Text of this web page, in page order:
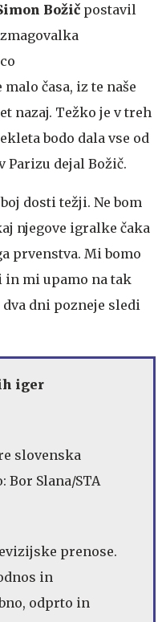
Božič postavil
časa, iz te naše
nazaj. Težko je v treh
bodo dala vse od
Parizu dejal Božič.
dosti težji. Ne bom
njegove igralke čaka
prvenstva. Mi bomo
in mi upamo na tak
dni pozneje sledi
iger
prenose.
in
odprto in